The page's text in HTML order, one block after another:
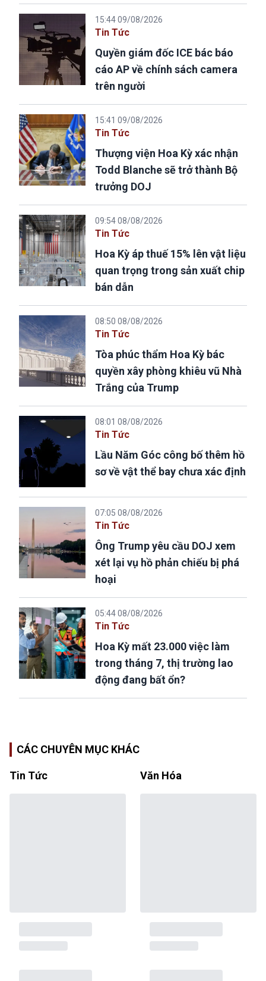
15:44 09/08/2026
Tin Tức
Quyền giám đốc ICE bác báo
cáo AP về chính sách camera
trên người
15:41 09/08/2026
Tin Tức
Thượng viện Hoa Kỳ xác nhận
Todd Blanche sẽ trở thành Bộ
trưởng DOJ
09:54 08/08/2026
Tin Tức
Hoa Kỳ áp thuế 15% lên vật liệu
quan trọng trong sản xuất chip
bán dẫn
08:50 08/08/2026
Tin Tức
Tòa phúc thẩm Hoa Kỳ bác
quyền xây phòng khiêu vũ Nhà
Trắng của Trump
08:01 08/08/2026
Tin Tức
Lầu Năm Góc công bố thêm hồ
sơ về vật thể bay chưa xác định
07:05 08/08/2026
Tin Tức
Ông Trump yêu cầu DOJ xem
xét lại vụ hồ phản chiếu bị phá
hoại
05:44 08/08/2026
Tin Tức
Hoa Kỳ mất 23.000 việc làm
trong tháng 7, thị trường lao
động đang bất ổn?
CÁC CHUYÊN MỤC KHÁC
Tin Tức Văn Hóa